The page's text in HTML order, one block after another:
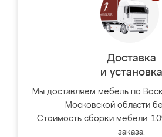
Доставка
и установка
Мы доставляем мебель по
Московской области
Стоимость сборки мебели:
заказа.